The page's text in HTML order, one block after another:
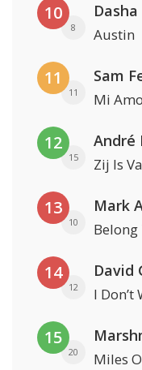
10
8
Dasha
Austin
11
11
Sam
Mi
12
15
André
Zij Is
13
10
Mark
14
12
David
I Don’t
15
20 Miles